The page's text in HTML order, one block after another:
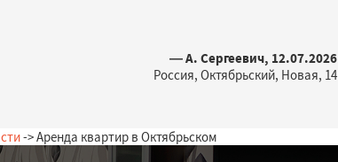
— А. Сергеевич, 12.07.2026
Россия, Октябрьский, Новая, 14
-> Аренда квартир в Октябрьском